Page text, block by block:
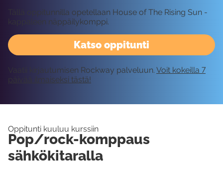
Katso oppitunti
Tällä oppitunnilla opetellaan House of The Rising Sun -
kappaleen näppäilykomppi.
Vaatii kirjautumisen Rockway palveluun. Voit kokeilla 7
päivää ilmaiseksi tästä!
Oppitunti kuuluu kurssiin
Pop/rock-komppaus
sähkökitaralla